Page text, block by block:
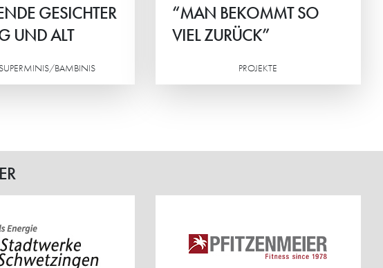
GESICHTER
UND ALT
BAMBINIS
“MAN BEKOMMT SO
VIEL ZURÜCK”
PROJEKTE